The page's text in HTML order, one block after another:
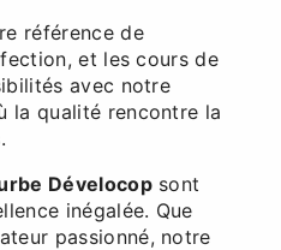
référence de
et les cours de
avec notre
la qualité rencontre la
Dévelocopsont
inégalée. Que
passionné, notre